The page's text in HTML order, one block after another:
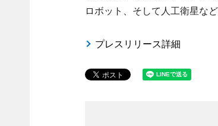
ロボット、そして人工衛星な
プレスリリース詳細